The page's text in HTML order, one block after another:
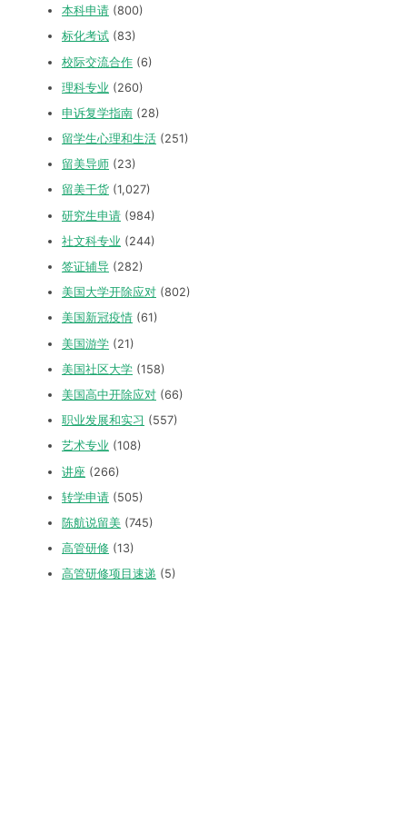
本科申请 (800)
标化考试 (83)
校际交流合作 (6)
理科专业 (260)
申诉复学指南 (28)
留学生心理和生活 (251)
留美导师 (23)
留美干货 (1,027)
研究生申请 (984)
社文科专业 (244)
签证辅导 (282)
美国大学开除应对 (802)
美国新冠疫情 (61)
美国游学 (21)
美国社区大学 (158)
美国高中开除应对 (66)
职业发展和实习 (557)
艺术专业 (108)
讲座 (266)
转学申请 (505)
陈航说留美 (745)
高管研修 (13)
高管研修项目速递 (5)